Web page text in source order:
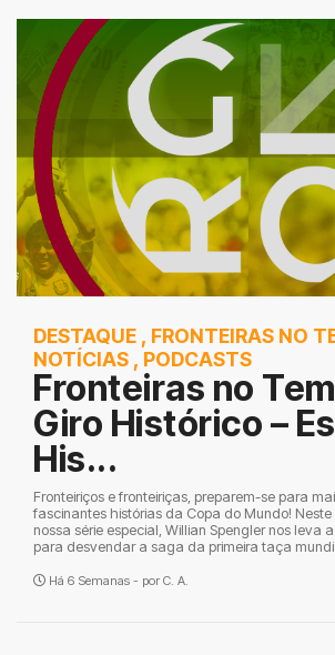
DESTAQUE , FRONTEIRAS NO
NOTÍCIAS , PODCASTS
Fronteiras no
Giro Histórico –
His...
Fronteiriços e fronteiriças, preparem-se para
fascinantes histórias da Copa do Mundo! Neste
nossa série especial, Willian Spengler nos leva
para desvendar a saga da primeira taça
Há 6 Semanas - por C. A.